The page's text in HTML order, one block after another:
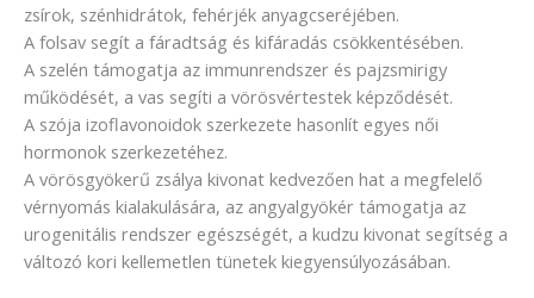
zsírok, szénhidrátok, fehérjék anyagcseréjében.
A folsav segít a fáradtság és kifáradás csökkentésében.
A szelén támogatja az immunrendszer és pajzsmirigy
működését, a vas segíti a vörösvértestek képződését.
A szója izoflavonoidok szerkezete hasonlít egyes női
hormonok szerkezetéhez.
A vörösgyökerű zsálya kivonat kedvezően hat a megfelelő
vérnyomás kialakulására, az angyalgyökér támogatja az
urogenitális rendszer egészségét, a kudzu kivonat segítség a
változó kori kellemetlen tünetek kiegyensúlyozásában.